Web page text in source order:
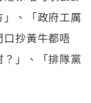
、「政府工厲
抄黃牛都唔
」、「排隊黨